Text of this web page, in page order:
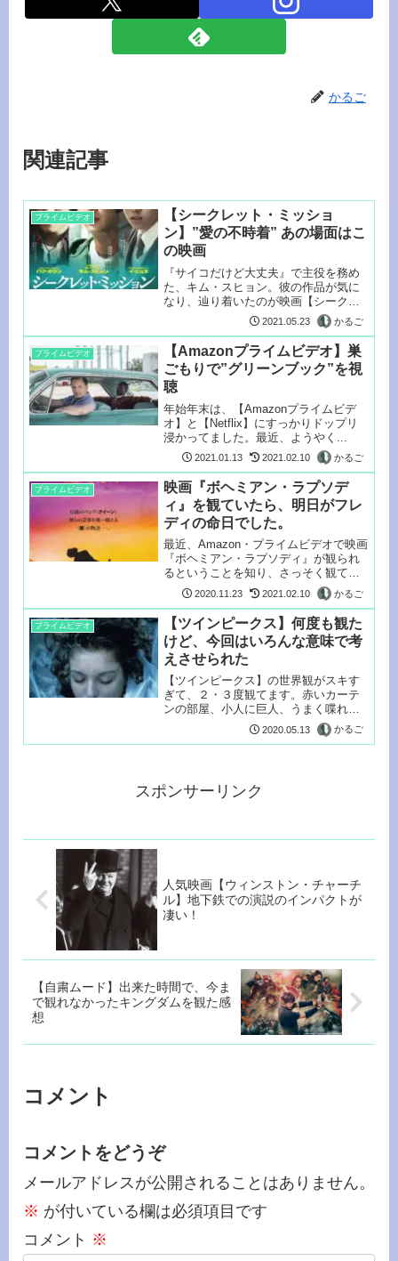
かるご
関連記事
プライムビデオ
【シークレット・ミッショ
ン】”愛の不時着” あの場面はこ
の映画
『サイコだけど大丈夫』で主役を務め
た、キム・スヒョン。彼の作品が気に
なり、辿り着いたのが映画【シークレ
2021.05.23 かるご
プライムビデオ
【Amazonプライムビデオ】巣
ごもりで”グリーンブック”を視
聴
年始年末は、【Amazonプライムビデ
オ】と【Netflix】にすっかりドップリ
浸かってました。最近、ようやく...
2021.01.13 2021.02.10 かるご
プライムビデオ
映画『ボヘミアン・ラプソデ
ィ』を観ていたら、明日がフレ
ディの命日でした。
最近、Amazon・プライムビデオで映画
『ボヘミアン・ラプソディ』が観られ
るということを知り、さっそく観てみ
ま...
2020.11.23 2021.02.10 かるご
プライムビデオ
【ツインピークス】何度も観た
けど、今回はいろんな意味で考
えさせられた
【ツインピークス】の世界観がスキす
ぎて、２・３度観てます。赤いカーテ
ンの部屋、小人に巨人、うまく喋れな
2020.05.13 かるご
スポンサーリンク
人気映画【ウィンストン・チャーチ
ル】地下鉄での演説のインパクトが
凄い！
【自粛ムード】出来た時間で、今ま
で観れなかったキングダムを観た感
想
コメント
コメントをどうぞ
メールアドレスが公開されることはありません。
※ が付いている欄は必須項目です
コメント ※